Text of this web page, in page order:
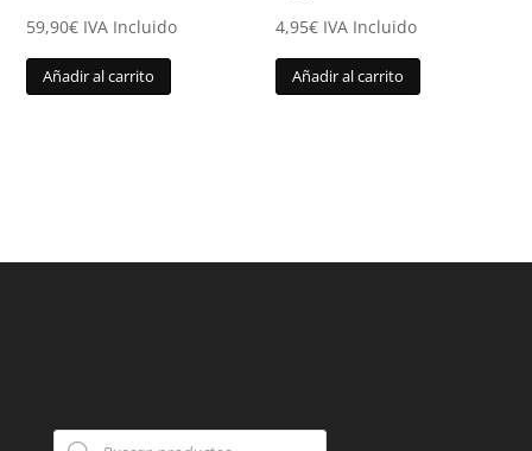
59,90€ IVA Incluido
Añadir al carrito
4,95€ IVA Incluido
Añadir al carrito
Búsqueda